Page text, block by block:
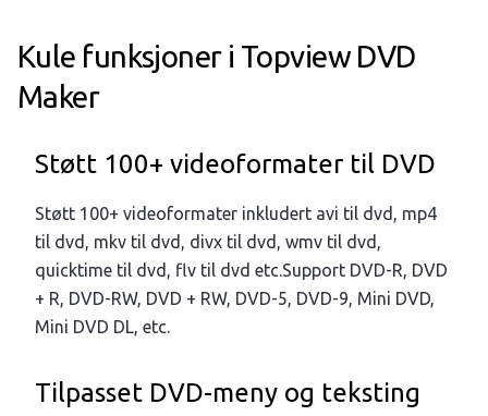
Kule funksjoner i Topview DVD
Maker
Støtt 100+ videoformater til DVD
Støtt 100+ videoformater inkludert avi til dvd, mp4
til dvd, mkv til dvd, divx til dvd, wmv til dvd,
quicktime til dvd, flv til dvd etc.Support DVD-R, DVD
+ R, DVD-RW, DVD + RW, DVD-5, DVD-9, Mini DVD,
Mini DVD DL, etc.
Tilpasset DVD-meny og teksting